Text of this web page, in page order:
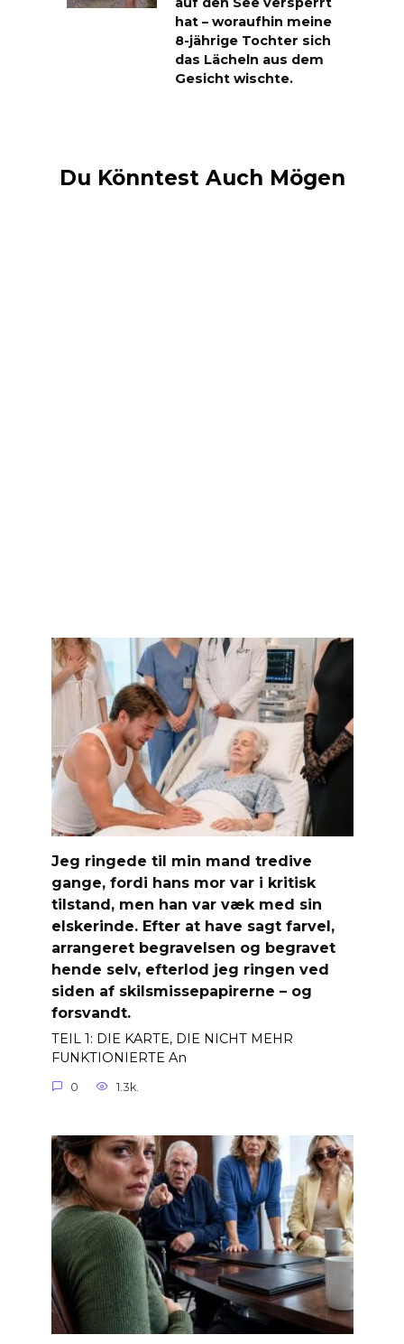
hat – woraufhin meine
8-jährige Tochter sich
das Lächeln aus dem
Gesicht wischte.
Du Könntest Auch Mögen
Jeg ringede til min mand tredive
gange, fordi hans mor var i kritisk
tilstand, men han var væk med sin
elskerinde. Efter at have sagt farvel,
arrangeret begravelsen og begravet
hende selv, efterlod jeg ringen ved
siden af ​​skilsmissepapirerne – og
forsvandt.
TEIL 1: DIE KARTE, DIE NICHT MEHR
FUNKTIONIERTE An
0 1.3k.